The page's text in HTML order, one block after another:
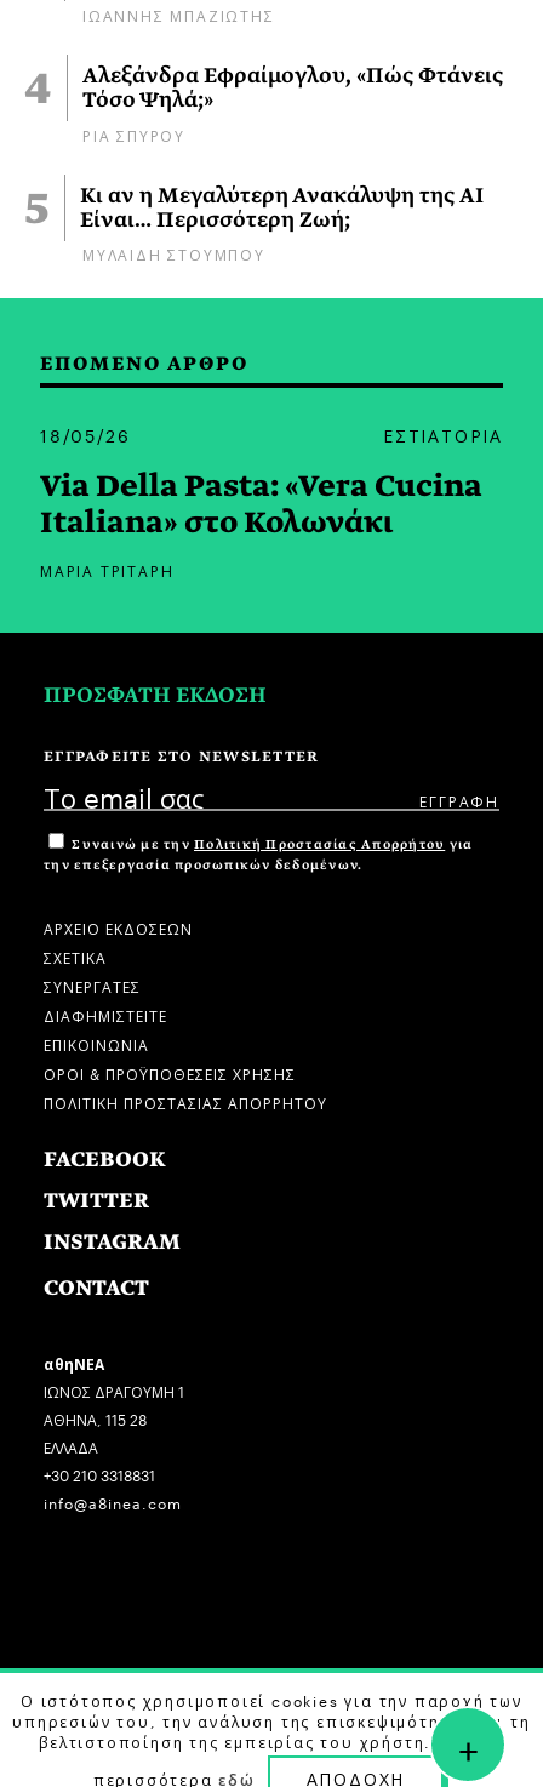
ΙΩΑΝΝΗΣ ΜΠΑΖΙΩΤΗΣ
Αλεξάνδρα Εφραίμογλου, «Πώς Φτάνεις
Τόσο Ψηλά;»
ΡΙΑ ΣΠΥΡΟΥ
Κι αν η Μεγαλύτερη Ανακάλυψη της AI
Είναι… Περισσότερη Ζωή;
ΜΥΛΑΙΔΗ ΣΤΟΥΜΠΟΥ
ΕΠΟΜΕΝΟ ΑΡΘΡΟ
18/05/26 ΕΣΤΙΑΤΟΡΙΑ
Via Della Pasta: «Vera Cucina
Italiana» στο Κολωνάκι
ΜΑΡΙΑ ΤΡΙΤΑΡΗ
ΠΡΟΣΦΑΤΗ ΕΚΔΟΣΗ
ΕΓΓΡΑΦΕΙΤΕ ΣΤΟ NEWSLETTER
Συναινώ με την Πολιτική Προστασίας Απορρήτου για
την επεξεργασία προσωπικών δεδομένων.
ΑΡΧΕΙΟ ΕΚΔΟΣΕΩΝ
ΣΧΕΤΙΚΑ
ΣΥΝΕΡΓΑΤΕΣ
ΔΙΑΦΗΜΙΣΤΕΙΤΕ
ΕΠΙΚΟΙΝΩΝΙΑ
ΟΡΟΙ & ΠΡΟΫΠΟΘΕΣΕΙΣ ΧΡΗΣΗΣ
ΠΟΛΙΤΙΚΗ ΠΡΟΣΤΑΣΙΑΣ ΑΠΟΡΡΗΤΟΥ
FACEBOOK
TWITTER
INSTAGRAM
CONTACT
αθηΝΕΑ
ΙΩΝΟΣ ΔΡΑΓΟΥΜΗ 1
ΑΘΗΝΑ, 115 28
ΕΛΛΑΔΑ
+30 210 3318831
info@a8inea.com
COPYRIGHT © 2026 αθηΝΕΑ, ALL RIGHTS RESERVED.
DESIGN BY G DESIGN STUDIO. DEVELOPED BYB LABS
Ο ιστότοπος χρησιμοποιεί cookies για την παροχή των
υπηρεσιών του, την ανάλυση της επισκεψιμότητας και τη
βελτιστοποίηση της εμπειρίας του χρήστη. Μάθετε
περισσότεραεδώ ΑΠΟΔΟΧΗ
+